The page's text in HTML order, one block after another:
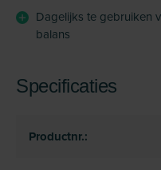
Dagelijks te gebruiken
balans
Specificaties
Productnr.: